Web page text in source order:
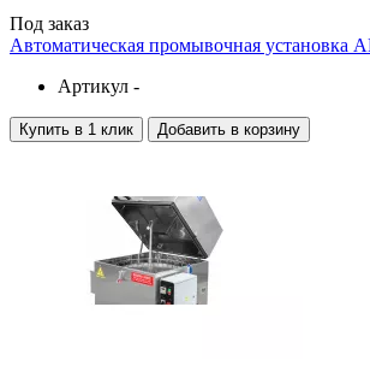
Под заказ
Автоматическая промывочная установка
Артикул -
Купить в 1 клик Добавить в корзину